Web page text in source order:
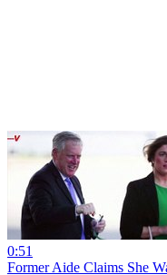
0:51
Former Aide Claims She